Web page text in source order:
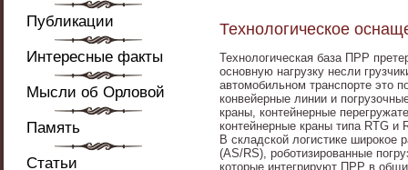
Публикации
Интересные факты
Мысли об Орловой
Память
Статьи
Технологическое
Технологическая база ПРР
основную нагрузку несли
автомобильном транспорте это
конвейерные линии и
краны, контейнерные
контейнерные краны типа RTG
В складской логистике широкое
(AS/RS), роботизированные
которые интегрируют ПРР в